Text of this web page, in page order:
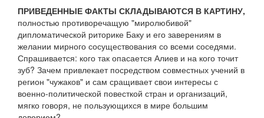
ПРИВЕДЕННЫЕ ФАКТЫ СКЛАДЫВАЮТСЯ В КАРТИНУ,
полностью противоречащую "миролюбивой"
дипломатической риторике Баку и его заверениям в
желании мирного сосуществования со всеми соседями.
Спрашивается: кого так опасается Алиев и на кого точит
зуб? Зачем привлекает посредством совместных учений в
регион "чужаков" и сам сращивает свои интересы с
военно-политической повесткой стран и организаций,
мягко говоря, не пользующихся в мире большим